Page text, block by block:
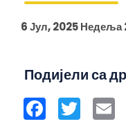
6 Јул, 2025 Недеља
Подијели са
Facebook
Twitter